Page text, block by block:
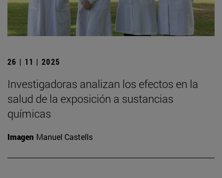
26 | 11 | 2025
Investigadoras analizan los efectos en la
salud de la exposición a sustancias
químicas
Imagen Manuel Castells